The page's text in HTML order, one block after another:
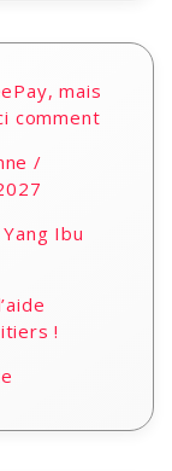
mais
comment
/
Ibu
!